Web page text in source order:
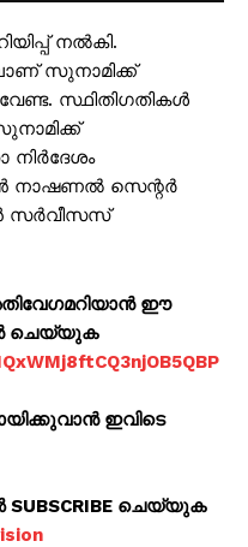
നൽകി.
സുനാമിക്ക്
സ്ഥിതിഗതികൾ
നാഷണൽ സെന്റർ
സർവീസസ്
ഈ
ചെയ്യുക
ഇവിടെ
ചെയ്യുക